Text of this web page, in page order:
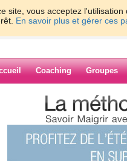
site, vous acceptez
En savoir plus et gérer ces
Coaching Groupes
> >
de